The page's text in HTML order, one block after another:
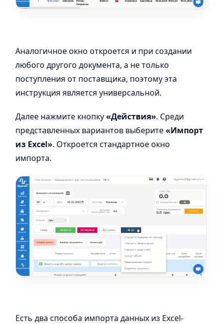
Аналогичное окно откроется и при создании
любого другого документа, а не только
поступления от поставщика, поэтому эта
инструкция является универсальной.
Далее нажмите кнопку«Действия». Среди
представленных вариантов выберите«Импорт
из Excel». Откроется стандартное окно
импорта.
Есть два способа импорта данных из Excel-